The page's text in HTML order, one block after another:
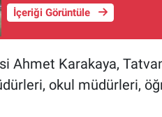
İçeriği Görüntüle
Ahmet Karakaya,
okul müdürleri,